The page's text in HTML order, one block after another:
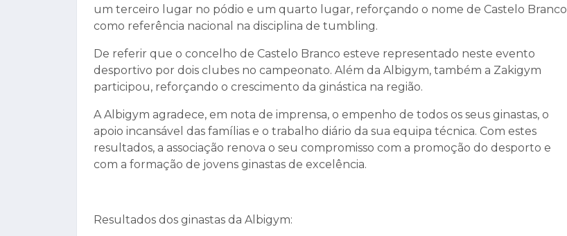
um terceiro lugar no pódio e um quarto lugar, reforçando o nome de Castelo Branco
como referência nacional na disciplina de tumbling.
De referir que o concelho de Castelo Branco esteve representado neste evento
desportivo por dois clubes no campeonato. Além da Albigym, também a Zakigym
participou, reforçando o crescimento da ginástica na região.
A Albigym agradece, em nota de imprensa, o empenho de todos os seus ginastas, o
apoio incansável das famílias e o trabalho diário da sua equipa técnica. Com estes
resultados, a associação renova o seu compromisso com a promoção do desporto e
com a formação de jovens ginastas de excelência.
Resultados dos ginastas da Albigym: